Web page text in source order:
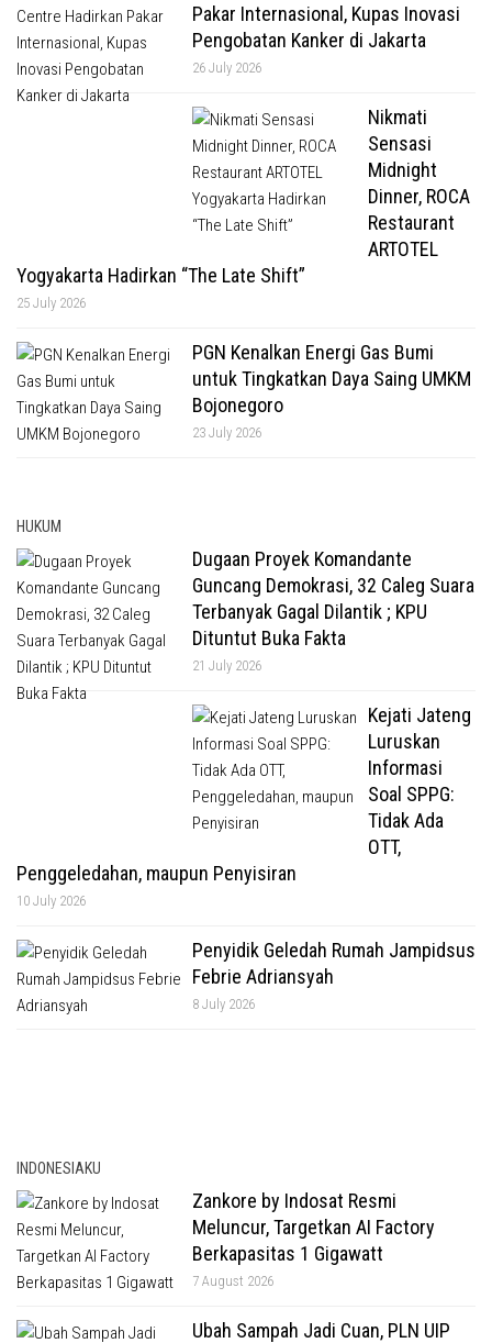
Pakar Internasional, Kupas Inovasi
Pengobatan Kanker di Jakarta
26 July 2026
Nikmati
Sensasi
Midnight
Dinner, ROCA
Restaurant
ARTOTEL
Yogyakarta Hadirkan “The Late Shift”
25 July 2026
PGN Kenalkan Energi Gas Bumi
untuk Tingkatkan Daya Saing UMKM
Bojonegoro
23 July 2026
HUKUM
Dugaan Proyek Komandante
Guncang Demokrasi, 32 Caleg Suara
Terbanyak Gagal Dilantik ; KPU
Dituntut Buka Fakta
21 July 2026
Kejati Jateng
Luruskan
Informasi
Soal SPPG:
Tidak Ada
OTT,
Penggeledahan, maupun Penyisiran
10 July 2026
Penyidik Geledah Rumah Jampidsus
Febrie Adriansyah
8 July 2026
INDONESIAKU
Zankore by Indosat Resmi
Meluncur, Targetkan AI Factory
Berkapasitas 1 Gigawatt
7 August 2026
Ubah Sampah Jadi Cuan, PLN UIP